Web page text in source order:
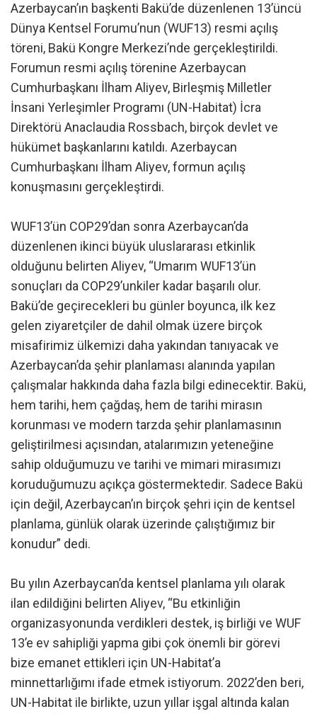
Azerbaycan’ın başkenti Bakü’de düzenlenen 13’üncü
Dünya Kentsel Forumu’nun (WUF13) resmi açılış
töreni, Bakü Kongre Merkezi’nde gerçekleştirildi.
Forumun resmi açılış törenine Azerbaycan
Cumhurbaşkanı İlham Aliyev, Birleşmiş Milletler
İnsani Yerleşimler Programı (UN-Habitat) İcra
Direktörü Anaclaudia Rossbach, birçok devlet ve
hükümet başkanlarını katıldı. Azerbaycan
Cumhurbaşkanı İlham Aliyev, formun açılış
konuşmasını gerçekleştirdi.
WUF13’ün COP29’dan sonra Azerbaycan’da
düzenlenen ikinci büyük uluslararası etkinlik
olduğunu belirten Aliyev, “Umarım WUF13’ün
sonuçları da COP29’unkiler kadar başarılı olur.
Bakü’de geçirecekleri bu günler boyunca, ilk kez
gelen ziyaretçiler de dahil olmak üzere birçok
misafirimiz ülkemizi daha yakından tanıyacak ve
Azerbaycan’da şehir planlaması alanında yapılan
çalışmalar hakkında daha fazla bilgi edinecektir. Bakü,
hem tarihi, hem çağdaş, hem de tarihi mirasın
korunması ve modern tarzda şehir planlamasının
geliştirilmesi açısından, atalarımızın yeteneğine
sahip olduğumuzu ve tarihi ve mimari mirasımızı
koruduğumuzu açıkça göstermektedir. Sadece Bakü
için değil, Azerbaycan’ın birçok şehri için de kentsel
planlama, günlük olarak üzerinde çalıştığımız bir
konudur” dedi.
Bu yılın Azerbaycan’da kentsel planlama yılı olarak
ilan edildiğini belirten Aliyev, “Bu etkinliğin
organizasyonunda verdikleri destek, iş birliği ve WUF
13’e ev sahipliği yapma gibi çok önemli bir görevi
bize emanet ettikleri için UN-Habitat’a
minnettarlığımı ifade etmek istiyorum. 2022’den beri,
UN-Habitat ile birlikte, uzun yıllar işgal altında kalan